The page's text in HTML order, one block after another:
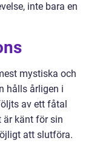
inte bara en
mystiska och
hålls årligen i
av ett fåtal
är känt för sin
att slutföra.